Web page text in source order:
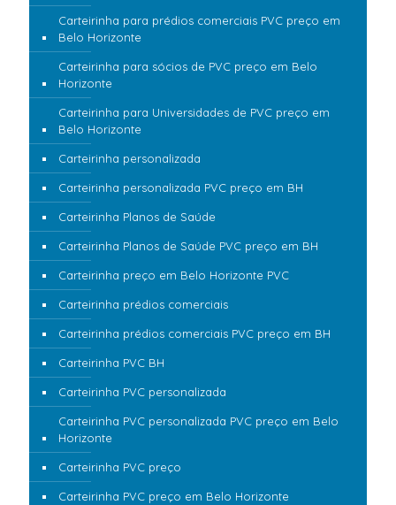
Carteirinha para prédios comerciais PVC preço em
Belo Horizonte
Carteirinha para sócios de PVC preço em Belo
Horizonte
Carteirinha para Universidades de PVC preço em
Belo Horizonte
Carteirinha personalizada
Carteirinha personalizada PVC preço em BH
Carteirinha Planos de Saúde
Carteirinha Planos de Saúde PVC preço em BH
Carteirinha preço em Belo Horizonte PVC
Carteirinha prédios comerciais
Carteirinha prédios comerciais PVC preço em BH
Carteirinha PVC BH
Carteirinha PVC personalizada
Carteirinha PVC personalizada PVC preço em Belo
Horizonte
Carteirinha PVC preço
Carteirinha PVC preço em Belo Horizonte